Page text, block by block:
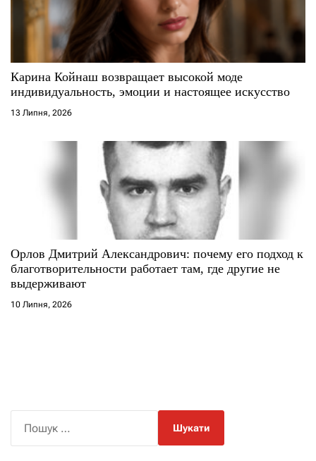
Карина Койнаш возвращает высокой моде
индивидуальность, эмоции и настоящее искусство
13 Липня, 2026
Орлов Дмитрий Александрович: почему его подход к
благотворительности работает там, где другие не
выдерживают
10 Липня, 2026